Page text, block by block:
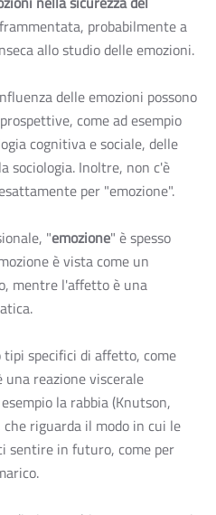
probabilmente a
allo studio delle emozioni.
delle emozioni possono
come ad esempio
cognitiva e sociale, delle
sociologia. Inoltre, non c'è
per "emozione".
"emozione" è spesso
è vista come un
mentre l'affetto è una
specifici di affetto, come
una reazione viscerale
la rabbia (Knutson,
che riguarda il modo in cui le
sentire in futuro, come per